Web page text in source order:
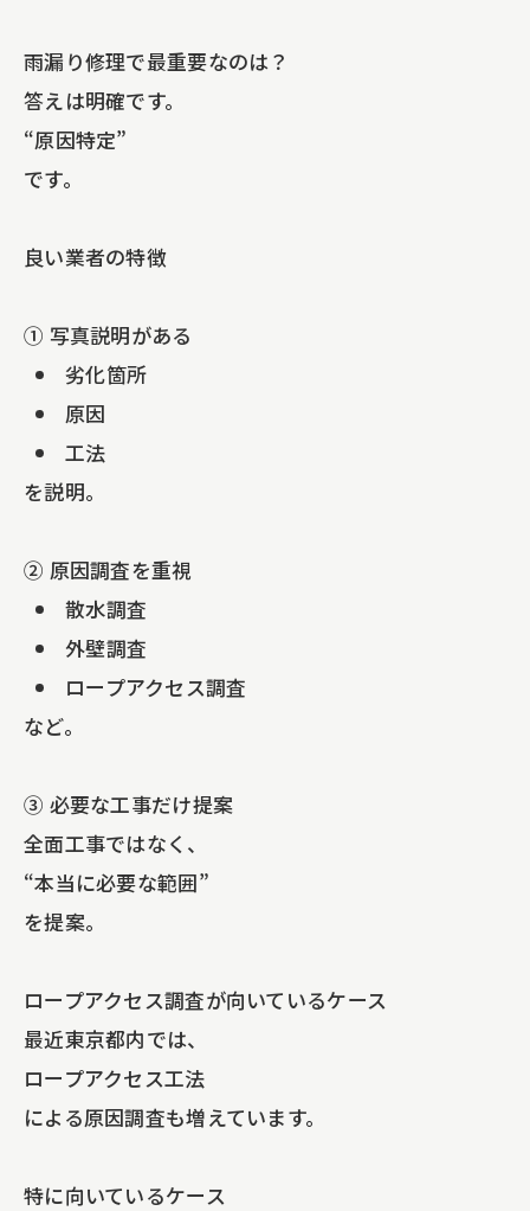
雨漏り修理で最重要なのは？
答えは明確です。
“原因特定”
です。
良い業者の特徴
① 写真説明がある
劣化箇所
原因
工法
を説明。
② 原因調査を重視
散水調査
外壁調査
ロープアクセス調査
など。
③ 必要な工事だけ提案
全面工事ではなく、
“本当に必要な範囲”
を提案。
ロープアクセス調査が向いているケース
最近東京都内では、
ロープアクセス工法
による原因調査も増えています。
特に向いているケース